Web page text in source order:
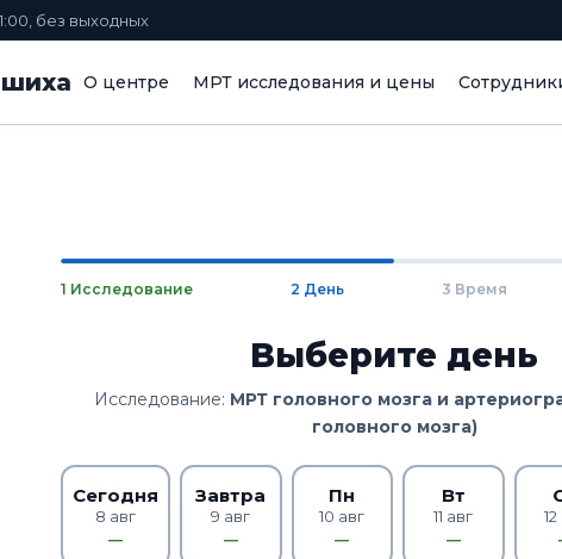
без выходных
О центре МРТ исследования и цены
1 Исследование 2 День 3 Время
Выберите день
Исследование: МРТ головного мозга и
головного мозга)
Сегодня
8 авг
—
Завтра
9 авг
—
Пн
10 авг
—
Вт
11 авг
—